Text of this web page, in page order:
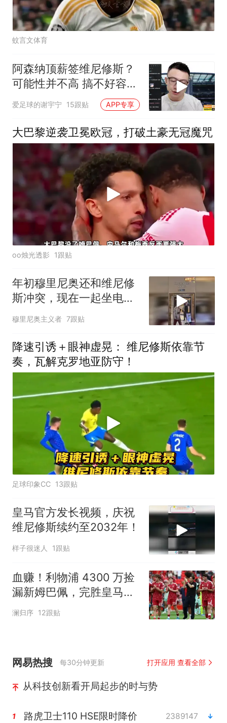
蚊言文体育
阿森纳顶薪签维尼修斯？
可能性并不高 搞不好容易
三输
爱足球的谢宇宁 15跟贴 APP专享
大巴黎逆袭卫冕欧冠，打破土豪无冠魔咒
oo烛光透影 1跟贴
年初穆里尼奥还和维尼修
斯冲突，现在一起坐电
梯，好的跟爷孙一样
穆里尼奥主义者 7跟贴
降速引诱＋眼神虚晃： 维尼修斯依靠节
奏，瓦解克罗地亚防守！
足球印象CC 13跟贴
皇马官方发长视频，庆祝
维尼修斯续约至2032年！
样子很迷人 1跟贴
血赚！利物浦 4300 万捡
漏新姆巴佩，完胜皇马
1.4 亿天价神锋
澜归序 12跟贴
网易热搜 每30分钟更新 打开应用 查看全部
从科技创新看开局起步的时与势
1 路虎卫士110 HSE限时降价 2389147